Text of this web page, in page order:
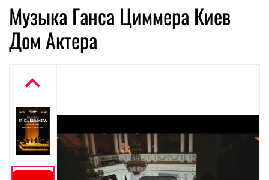
Музыка Ганса Циммера Киев
Дом Актера